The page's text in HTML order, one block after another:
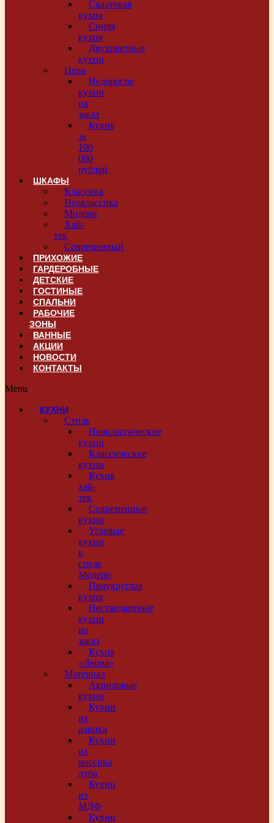
Салатовая
кухня
Синяя
кухня
Двухцветные
кухни
Цена
Недорогие
кухни
на
заказ
Кухня
за
100
000
рублей
ШКАФЫ
Классика
Неоклассика
Модерн
Хай-
тек
Современный
ПРИХОЖИЕ
ГАРДЕРОБНЫЕ
ДЕТСКИЕ
ГОСТИНЫЕ
СПАЛЬНИ
РАБОЧИЕ
ЗОНЫ
ВАННЫЕ
АКЦИИ
НОВОСТИ
КОНТАКТЫ
Menu
КУХНИ
Стиль
Неоклассические
кухни
Классические
кухни
Кухня
хай-
тек
Современные
кухни
Угловые
кухни
в
стиле
Модерн
Полукруглая
кухня
Нестандартные
кухни
на
заказ
Кухня
«Леона»
Материал
Акриловые
кухни
Кухни
из
алвика
Кухни
из
массива
дуба
Кухни
из
МДФ
Кухни